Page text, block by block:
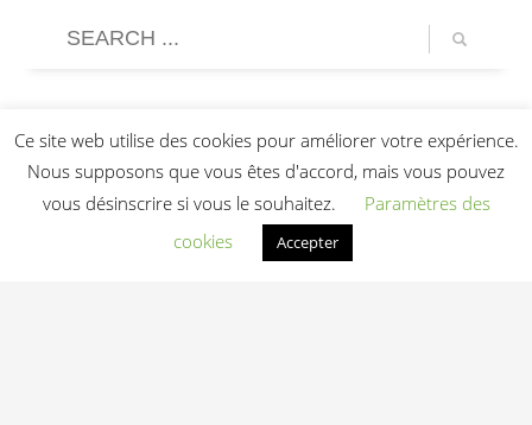
Ce site web utilise des cookies pour améliorer votre expérience.
Nous supposons que vous êtes d'accord, mais vous pouvez
vous désinscrire si vous le souhaitez.
Paramètres des
cookies
Accepter